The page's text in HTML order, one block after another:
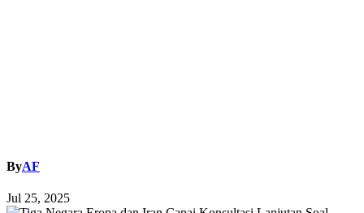
ByAF
Jul 25, 2025